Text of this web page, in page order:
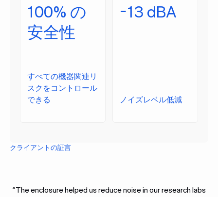
100% の
安全性
すべての機器関連リ
スクをコントロール
できる
-13 dBA
ノイズレベル低減
クライアントの証言
“The enclosure helped us reduce noise in our research labs